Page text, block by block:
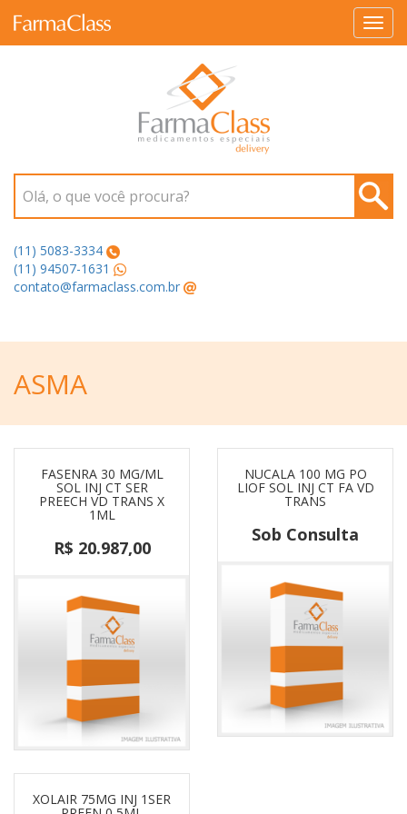
Olá, o que você procura?
(11) 5083-3334
(11) 94507-1631
contato@farmaclass.com.br
ASMA
FASENRA 30 MG/ML
SOL INJ CT SER
PREECH VD TRANS X
1ML
R$ 20.987,00
NUCALA 100 MG PO
LIOF SOL INJ CT FA VD
TRANS
Sob Consulta
XOLAIR 75MG INJ 1SER